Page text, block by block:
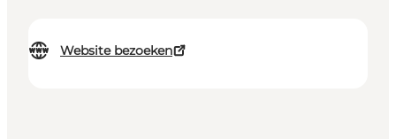
Website bezoeken